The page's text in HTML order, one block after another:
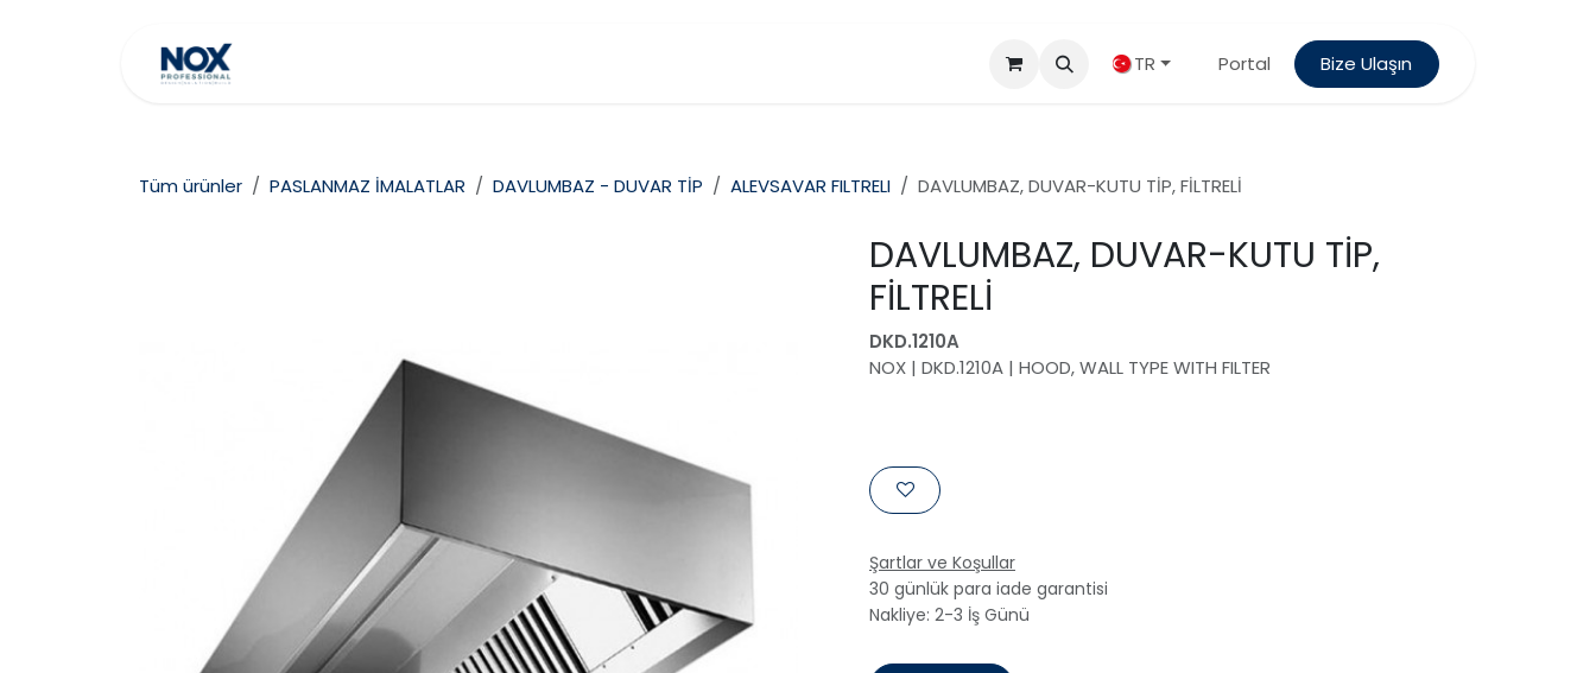
TR Portal Bize Ulaşın
Tüm ürünler PASLANMAZ İMALATLAR DAVLUMBAZ - DUVAR TİP ALEVSAVAR FILTRELI DAVLUMBAZ, DUVAR-KUTU TİP, FİLTRELİ
DAVLUMBAZ, DUVAR-KUTU TİP,
FİLTRELİ
DKD.1210A
NOX | DKD.1210A | HOOD, WALL TYPE WITH FILTER
Şartlar ve Koşullar
30 günlük para iade garantisi
Nakliye: 2-3 İş Günü